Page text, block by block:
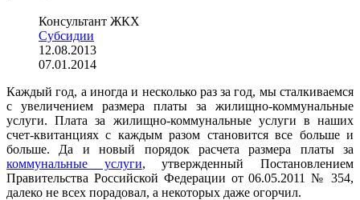
Консультант ЖКХ
Субсидии
12.08.2013
07.01.2014
Каждый год, а иногда и несколько раз за год, мы сталкиваемся
с увеличением размера платы за жилищно-коммунальные
услуги. Плата за жилищно-коммунальные услуги в наших
счет-квитанциях с каждым разом становится все больше и
больше. Да и новый порядок расчета размера платы за
коммунальные услуги, утвержденный Постановлением
Правительства Российской Федерации от 06.05.2011 № 354,
далеко не всех порадовал, а некоторых даже огорчил.